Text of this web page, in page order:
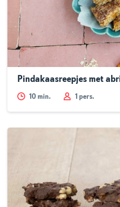
Pindakaasreepjes met
10 min. 1 pers.